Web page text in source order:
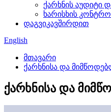
ქარხნის აუდიტი
ხარისხის
დაგვიკავშირდით
English
მთავარი
ქარხნისა და
ქარხნისა და